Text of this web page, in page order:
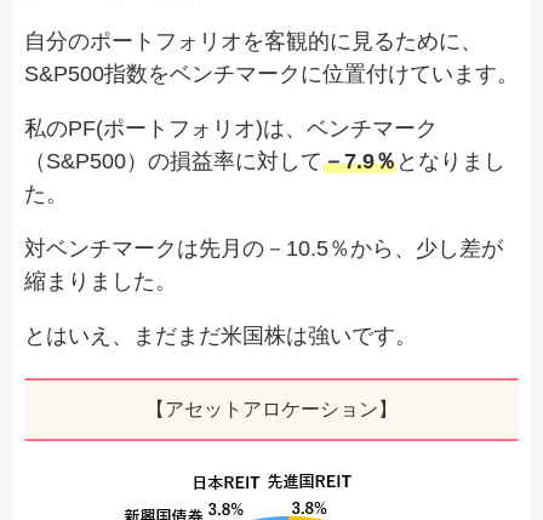
自分のポートフォリオを客観的に見るために、
S&P500指数をベンチマークに位置付けています。
私のPF(ポートフォリオ)は、ベンチマーク
（S&P500）の損益率に対して－7.9％となりまし
た。
対ベンチマークは先月の－10.5％から、少し差が
縮まりました。
とはいえ、まだまだ米国株は強いです。
【アセットアロケーション】